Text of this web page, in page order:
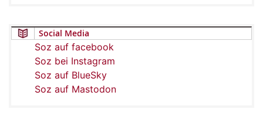
Social Media
Soz auf facebook
Soz bei Instagram
Soz auf BlueSky
Soz auf Mastodon